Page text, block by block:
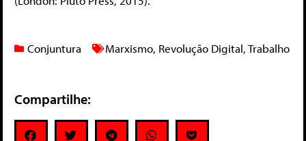
Conjuntura Marxismo, Revolução Digital,Trabalho
Compartilhe: